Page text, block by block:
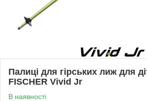
Палиці для гірських лиж для
FISCHER Vivid Jr
В наявності